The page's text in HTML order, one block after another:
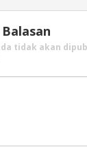
tidak akan